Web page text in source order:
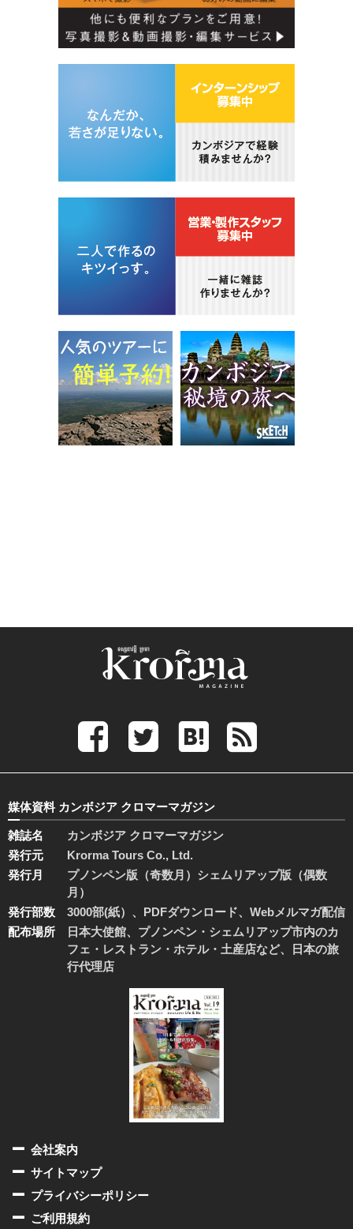
媒体資料 カンボジア クロマーマガジン
雑誌名
カンボジア クロマーマガジン
発行元
Krorma Tours Co., Ltd.
発行月
プノンペン版（奇数月）シェムリアップ版（偶数
月）
発行部数
3000部(紙）、PDFダウンロード、Webメルマガ配信
配布場所
日本大使館、プノンペン・シェムリアップ市内のカ
フェ・レストラン・ホテル・土産店など、日本の旅
行代理店
会社案内
サイトマップ
プライバシーポリシー
ご利用規約